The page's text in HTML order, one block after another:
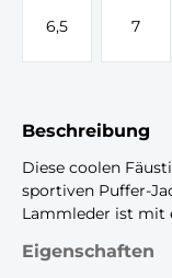
6,5 7
Beschreibung
Diese coolen
sportiven Puffer-
Lammleder ist mit
Eigenschaften